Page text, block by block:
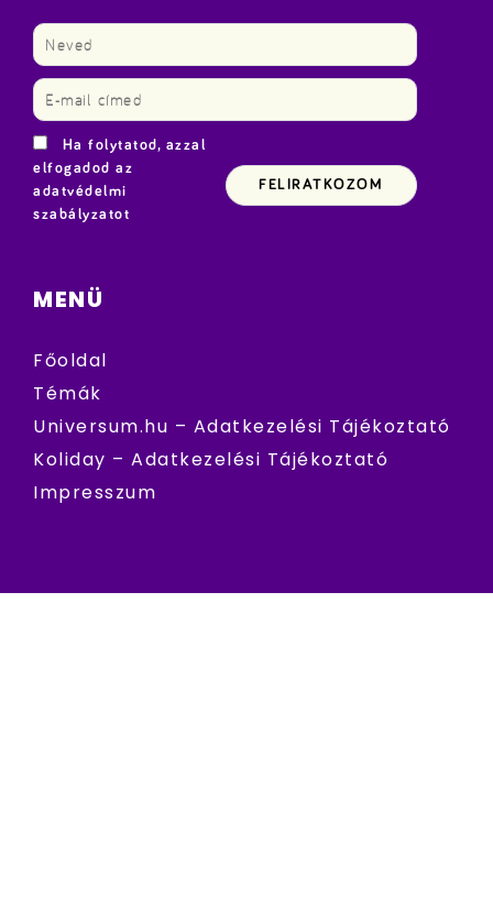
Ha folytatod, azzal
elfogadod az
adatvédelmi
szabályzatot
MENÜ
Főoldal
Témák
Universum.hu – Adatkezelési Tájékoztató
Koliday – Adatkezelési Tájékoztató
Impresszum